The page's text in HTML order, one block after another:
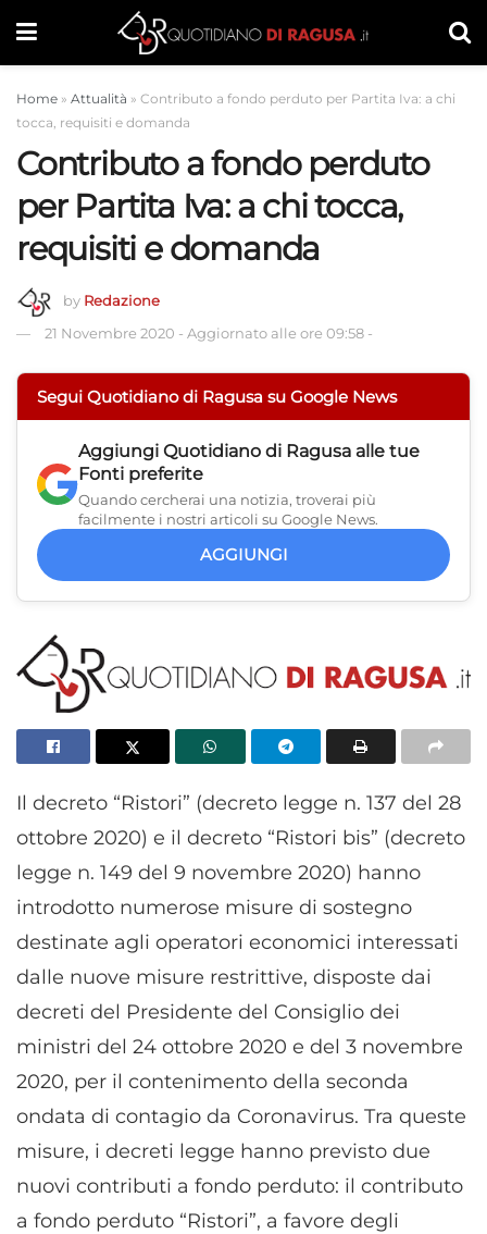
Home » Attualità » Contributo a fondo perduto per Partita Iva: a chi
tocca, requisiti e domanda
Contributo a fondo perduto
per Partita Iva: a chi tocca,
requisiti e domanda
by Redazione
21 Novembre 2020 - Aggiornato alle ore 09:58 -
Segui Quotidiano di Ragusa su Google News
Aggiungi Quotidiano di Ragusa alle tue
Fonti preferite
Quando cercherai una notizia, troverai più
facilmente i nostri articoli su Google News.
AGGIUNGI
Il decreto “Ristori” (decreto legge n. 137 del 28
ottobre 2020) e il decreto “Ristori bis” (decreto
legge n. 149 del 9 novembre 2020) hanno
introdotto numerose misure di sostegno
destinate agli operatori economici interessati
dalle nuove misure restrittive, disposte dai
decreti del Presidente del Consiglio dei
ministri del 24 ottobre 2020 e del 3 novembre
2020, per il contenimento della seconda
ondata di contagio da Coronavirus. Tra queste
misure, i decreti legge hanno previsto due
nuovi contributi a fondo perduto: il contributo
a fondo perduto “Ristori”, a favore degli